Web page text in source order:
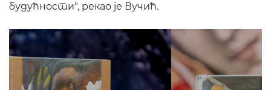
будућности", рекао је Вучић.